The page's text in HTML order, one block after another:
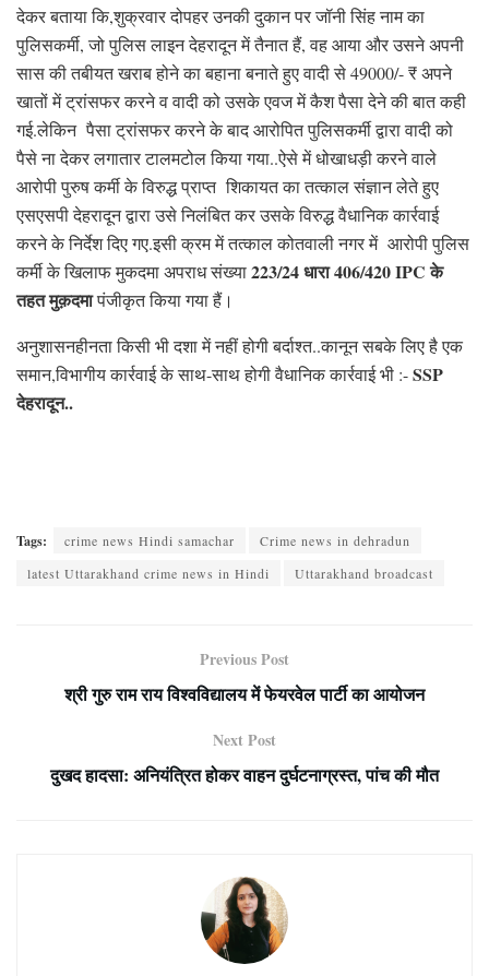
देकर बताया कि,शुक्रवार दोपहर उनकी दुकान पर जॉनी सिंह नाम का
पुलिसकर्मी, जो पुलिस लाइन देहरादून में तैनात हैं, वह आया और उसने अपनी
सास की तबीयत खराब होने का बहाना बनाते हुए वादी से 49000/- ₹ अपने
खातों में ट्रांसफर करने व वादी को उसके एवज में कैश पैसा देने की बात कही
गई.लेकिन पैसा ट्रांसफर करने के बाद आरोपित पुलिसकर्मी द्वारा वादी को
पैसे ना देकर लगातार टालमटोल किया गया..ऐसे में धोखाधड़ी करने वाले
आरोपी पुरुष कर्मी के विरुद्ध प्राप्त शिकायत का तत्काल संज्ञान लेते हुए
एसएसपी देहरादून द्वारा उसे निलंबित कर उसके विरुद्ध वैधानिक कार्रवाई
करने के निर्देश दिए गए.इसी क्रम में तत्काल कोतवाली नगर में आरोपी पुलिस
कर्मी के खिलाफ मुकदमा अपराध संख्या223/24 धारा 406/420 IPC के
तहत मुक़दमापंजीकृत किया गया हैं।
अनुशासनहीनता किसी भी दशा में नहीं होगी बर्दाश्त..कानून सबके लिए है एक
समान,विभागीय कार्रवाई के साथ-साथ होगी वैधानिक कार्रवाई भी :-SSP
देहरादून..
Tags: crime news Hindi samachar
Crime news in dehradun
latest Uttarakhand crime news in Hindi
Uttarakhand broadcast
Previous Post
श्री गुरु राम राय विश्वविद्यालय में फेयरवेल पार्टी का आयोजन
Next Post
दुखद हादसा: अनियंत्रित होकर वाहन दुर्घटनाग्रस्त, पांच की मौत